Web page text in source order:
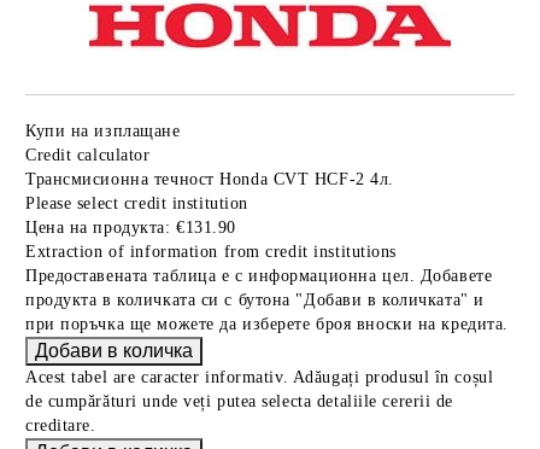
Купи на изплащане
Credit calculator
Трансмисионна течност Honda CVT HCF-2 4л.
Please select credit institution
Цена на продукта: €131.90
Extraction of information from credit institutions
Предоставената таблица е с информационна цел. Добавете
продукта в количката си с бутона "Добави в количката" и
при поръчка ще можете да изберете броя вноски на кредита.
Acest tabel are caracter informativ. Adăugați produsul în coșul
de cumpărături unde veți putea selecta detaliile cererii de
creditare.